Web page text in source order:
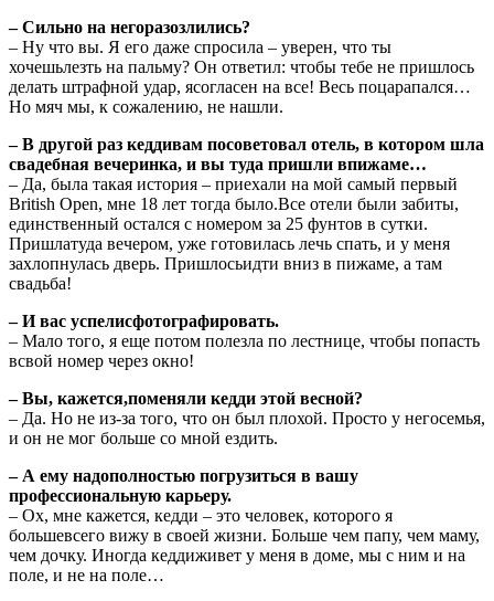
– Сильно на негоразозлились?
– Ну что вы. Я его даже спросила – уверен, что ты
хочешьлезть на пальму? Он ответил: чтобы тебе не пришлось
делать штрафной удар, ясогласен на все! Весь поцарапался…
Но мяч мы, к сожалению, не нашли.
– В другой раз кеддивам посоветовал отель, в котором шла
свадебная вечеринка, и вы туда пришли впижаме…
– Да, была такая история – приехали на мой самый первый
British Open, мне 18 лет тогда было.Все отели были забиты,
единственный остался с номером за 25 фунтов в сутки.
Пришлатуда вечером, уже готовилась лечь спать, и у меня
захлопнулась дверь. Пришлосьидти вниз в пижаме, а там
свадьба!
– И вас успелисфотографировать.
– Мало того, я еще потом полезла по лестнице, чтобы попасть
всвой номер через окно!
– Вы, кажется,поменяли кедди этой весной?
– Да. Но не из-за того, что он был плохой. Просто у негосемья,
и он не мог больше со мной ездить.
– А ему надополностью погрузиться в вашу
профессиональную карьеру.
– Ох, мне кажется, кедди – это человек, которого я
большевсего вижу в своей жизни. Больше чем папу, чем маму,
чем дочку. Иногда кеддиживет у меня в доме, мы с ним и на
поле, и не на поле…